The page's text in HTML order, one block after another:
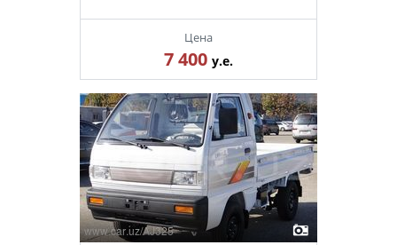
Цена
7 400 у.е.